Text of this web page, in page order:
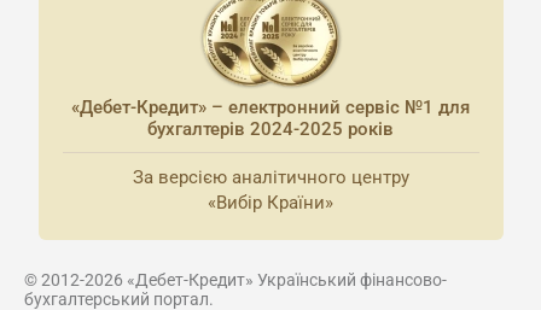
«Дебет-Кредит» – електронний сервіс №1 для
бухгалтерів 2024-2025 років
За версією аналітичного центру
«Вибір Країни»
© 2012-2026 «Дебет-Кредит» Український фінансово-
бухгалтерський портал.